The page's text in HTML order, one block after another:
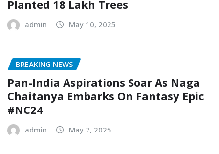
Planted 18 Lakh Trees
admin May 10, 2025
BREAKING NEWS
Pan-India Aspirations Soar As Naga
Chaitanya Embarks On Fantasy Epic
#NC24
admin May 7, 2025